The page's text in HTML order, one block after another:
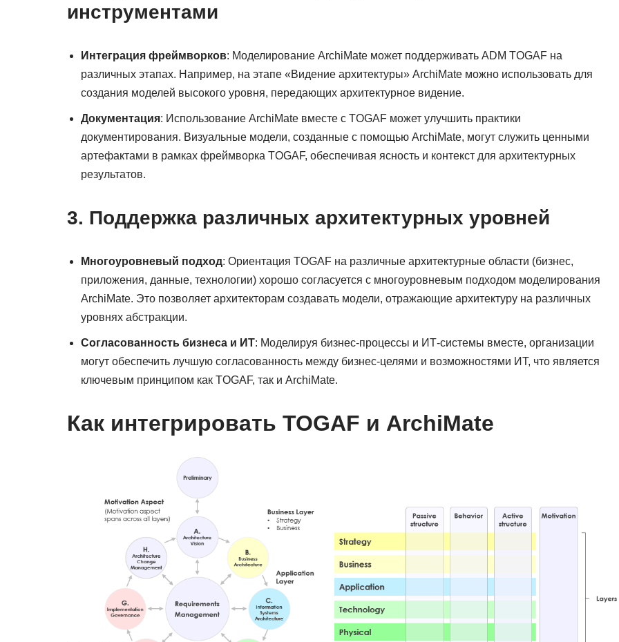
инструментами
Интеграция фреймворков: Моделирование ArchiMate может поддерживать ADM TOGAF на
различных этапах. Например, на этапе «Видение архитектуры» ArchiMate можно использовать для
создания моделей высокого уровня, передающих архитектурное видение.
Документация: Использование ArchiMate вместе с TOGAF может улучшить практики
документирования. Визуальные модели, созданные с помощью ArchiMate, могут служить ценными
артефактами в рамках фреймворка TOGAF, обеспечивая ясность и контекст для архитектурных
результатов.
3. Поддержка различных архитектурных уровней
Многоуровневый подход: Ориентация TOGAF на различные архитектурные области (бизнес,
приложения, данные, технологии) хорошо согласуется с многоуровневым подходом моделирования
ArchiMate. Это позволяет архитекторам создавать модели, отражающие архитектуру на различных
уровнях абстракции.
Согласованность бизнеса и ИТ: Моделируя бизнес-процессы и ИТ-системы вместе, организации
могут обеспечить лучшую согласованность между бизнес-целями и возможностями ИТ, что является
ключевым принципом как TOGAF, так и ArchiMate.
Как интегрировать TOGAF и ArchiMate